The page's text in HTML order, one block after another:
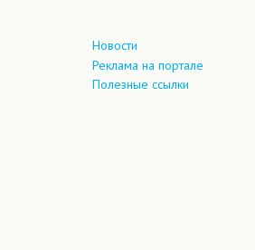
Новости
Реклама на портале
Полезные ссылки